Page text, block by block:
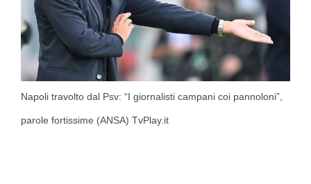
Napoli travolto dal Psv: “I giornalisti campani coi pannoloni”,
parole fortissime (ANSA) TvPlay.it